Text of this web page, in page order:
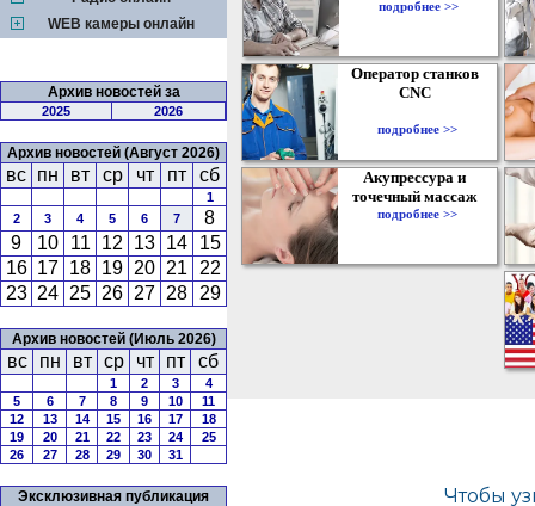
WEB камеры онлайн
Архив новостей за
2025 2026
Архив новостей (Август 2026)
вс пн вт ср чт пт сб
1
2
3 4 5 6 7
8
9
10 11 12 13 14
15
16 17 18 19 20 21
22
23 24 25 26 27 28 29
Архив новостей (Июль 2026)
вс пн вт ср чт пт сб
1 2 3
4
5
6 7 8 9 10
11
12
13 14 15 16 17
18
19
20 21 22 23 24
25
26
27 28 29 30 31
Эксклюзивная публикация
подробнее >>
Оператор станков
CNC
подробнее >>
Акупрессура и
точечный массаж
подробнее >>